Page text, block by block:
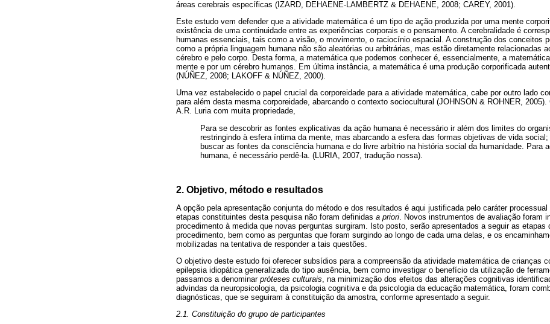
áreas cerebrais específicas (IZARD, DEHAENE-LAMBERTZ & DEHAENE, 2008; CAREY, 2001).
Este estudo vem defender que a atividade matemática é um tipo de ação produzida por uma mente
existência de uma continuidade entre as experiências corporais e o pensamento. A cerebralidade é
humanas essenciais, tais como a visão, o movimento, o raciocínio espacial. A construção dos conceitos
como a própria linguagem humana não são aleatórias ou arbitrárias, mas estão diretamente relacionadas
cérebro e pelo corpo. Desta forma, a matemática que podemos conhecer é, essencialmente, a
mente e por um cérebro humanos. Em última instância, a matemática é uma produção corporificada
(NÚÑEZ, 2008; LAKOFF & NÚÑEZ, 2000).
Uma vez estabelecido o papel crucial da corporeidade para a atividade matemática, cabe por outro lado
para além desta mesma corporeidade, abarcando o contexto sociocultural (JOHNSON & ROHNER, 2005).
A.R. Luria com muita propriedade,
Para se descobrir as fontes explicativas da ação humana é necessário ir além dos limites do
restringindo à esfera íntima da mente, mas abarcando a esfera das formas objetivas de vida
buscar as fontes da consciência humana e do livre arbítrio na história social da humanidade. Para
humana, é necessário perdê-la. (LURIA, 2007, tradução nossa).
2. Objetivo, método e resultados
A opção pela apresentação conjunta do método e dos resultados é aqui justificada pelo caráter
etapas constituintes desta pesquisa não foram definidas a priori. Novos instrumentos de avaliação foram
procedimento à medida que novas perguntas surgiram. Isto posto, serão apresentados a seguir as etapas
procedimento, bem como as perguntas que foram surgindo ao longo de cada uma delas, e os
mobilizadas na tentativa de responder a tais questões.
O objetivo deste estudo foi oferecer subsídios para a compreensão da atividade matemática de crianças
epilepsia idiopática generalizada do tipo ausência, bem como investigar o benefício da utilização de
passamos a denominar próteses culturais, na minimização dos efeitos das alterações cognitivas
advindas da neuropsicologia, da psicologia cognitiva e da psicologia da educação matemática, foram
diagnósticas, que se seguiram à constituição da amostra, conforme apresentado a seguir.
2.1. Constituição do grupo de participantes